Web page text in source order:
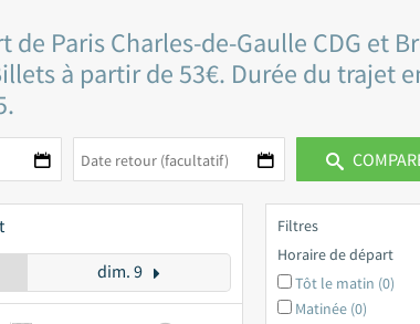
Paris Charles-de-Gaulle CDG et
à partir de 53€. Durée du trajet
dim. 9
Filtres
Horaire de départ
Tôt le matin (0)
Matinée (0)